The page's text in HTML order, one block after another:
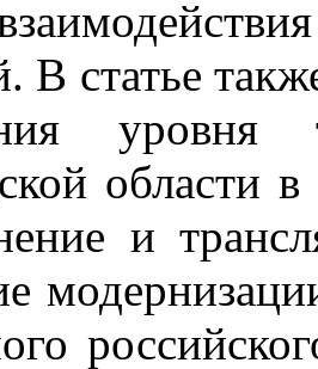
В статье
уровня
области
и